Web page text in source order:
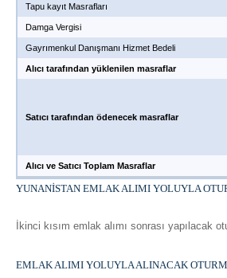
Tapu kayıt Masrafları
Damga Vergisi
Gayrımenkul Danışmanı Hizmet Bedeli
Alıcı tarafından yüklenilen masraflar
Satıcı tarafından ödenecek masraflar
Alıcı ve Satıcı Toplam Masraflar
YUNANİSTAN EMLAK ALIMI YOLUYLA
İkinci kısım emlak alımı sonrası yapılacak
EMLAK ALIMI YOLUYLA ALINACAK